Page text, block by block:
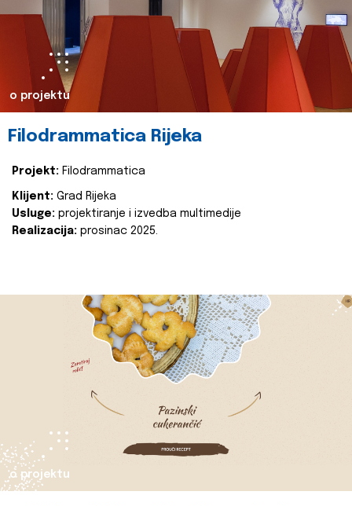
o projektu
Filodrammatica Rijeka
Projekt: Filodrammatica
Klijent: Grad Rijeka
Usluge: projektiranje i izvedba multimedije
Realizacija: prosinac 2025.
o projektu